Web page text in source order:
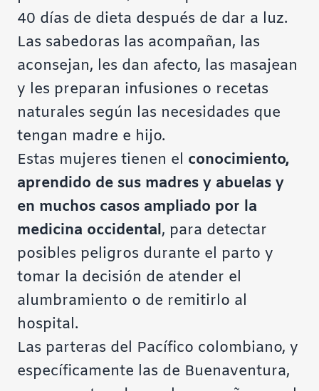
40 días de dieta después de dar a luz.
Las sabedoras las acompañan, las
aconsejan, les dan afecto, las masajean
y les preparan infusiones o recetas
naturales según las necesidades que
tengan madre e hijo.
Estas mujeres tienen el conocimiento,
aprendido de sus madres y abuelas y
en muchos casos ampliado por la
medicina occidental, para detectar
posibles peligros durante el parto y
tomar la decisión de atender el
alumbramiento o de remitirlo al
hospital.
Las parteras del Pacífico colombiano, y
específicamente las de Buenaventura,